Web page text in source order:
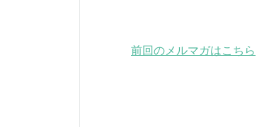
前回のメルマガはこちら